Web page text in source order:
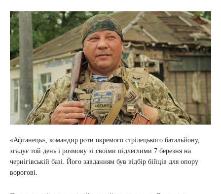
«Афганець», командир роти окремого стрілецького батальйону,
згадує той день і розмову зі своїми підлеглими 7 березня на
чернігівській базі. Його завданням був відбір бійців для опору
ворогові.